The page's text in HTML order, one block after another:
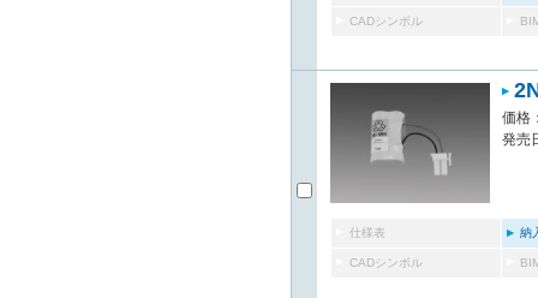
CADシンボル
価格
発売
仕様表 納
CADシンボル